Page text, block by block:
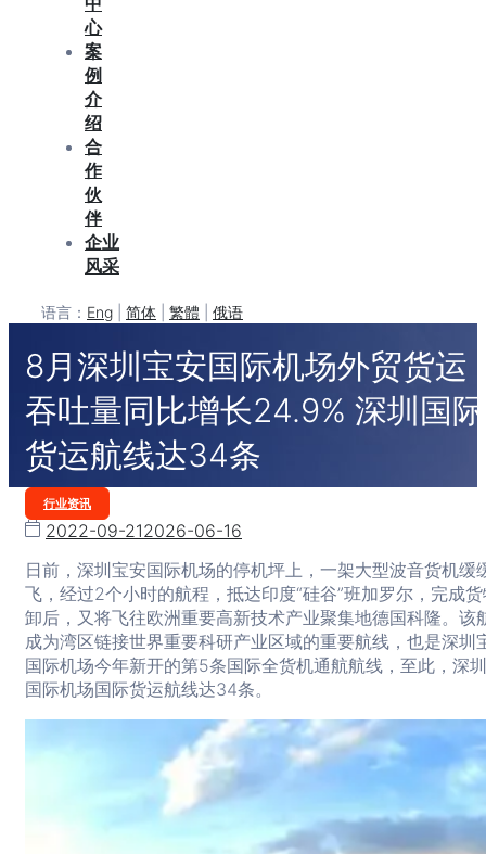
中
心
案
例
介
绍
合
作
伙
伴
企业
风采
语言： Eng 简体 繁體 俄语
8月深圳宝安国际机场外贸货运
吞吐量同比增长24.9% 深圳国际
货运航线达34条
Categories
行业资讯
2022-09-212026-06-16
日前，深圳宝安国际机场的停机坪上，一架大型波音货机缓
飞，经过2个小时的航程，抵达印度“硅谷”班加罗尔，完成
卸后，又将飞往欧洲重要高新技术产业聚集地德国科隆。该
成为湾区链接世界重要科研产业区域的重要航线，也是深圳
国际机场今年新开的第5条国际全货机通航航线，至此，深
国际机场国际货运航线达34条。